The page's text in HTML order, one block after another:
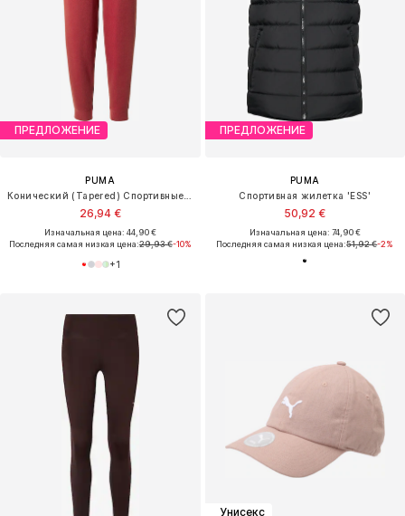
ПРЕДЛОЖЕНИЕ
PUMA
26,94 €
Изначальная цена: 44,90 €
Последняя самая низкая цена:29,93 €-10%
+1
ПРЕДЛОЖЕНИЕ
PUMA
Спортивная жилетка 'ESS'
50,92 €
Изначальная цена: 74,90 €
Последняя самая низкая цена:51,92 €-2%
Унисекс